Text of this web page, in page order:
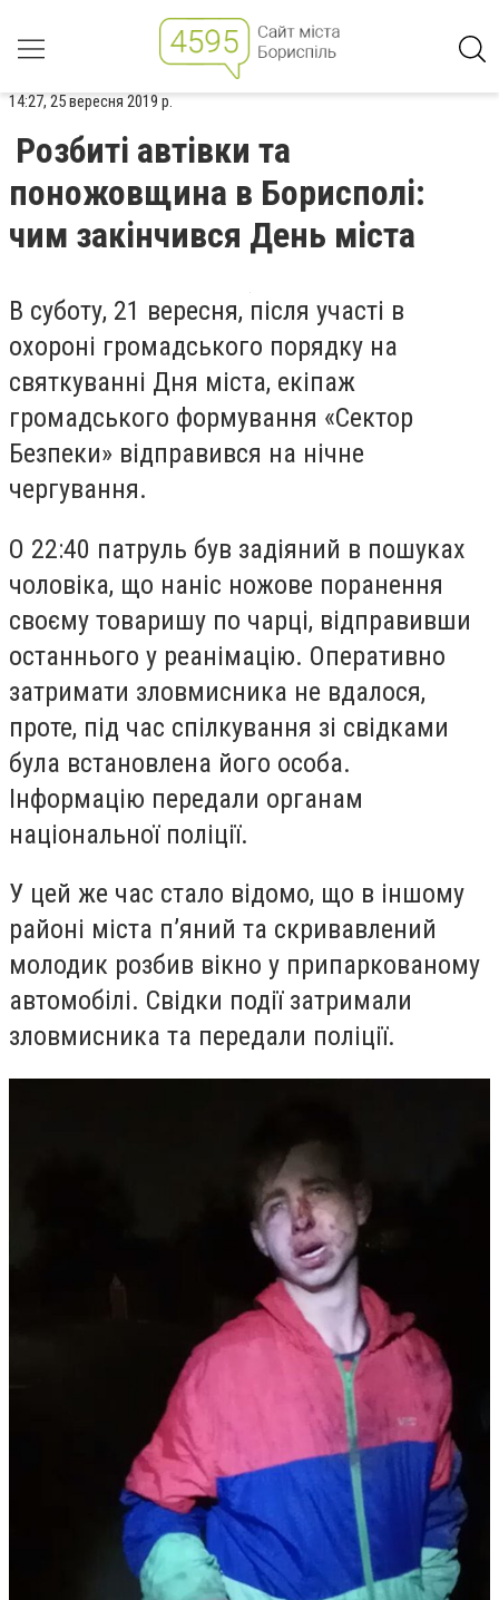
14:27, 25 вересня 2019 р.
Розбиті автівки та
поножовщина в Борисполі:
чим закінчився День міста
В суботу, 21 вересня, після участі в
охороні громадського порядку на
святкуванні Дня міста, екіпаж
громадського формування «Сектор
Безпеки» відправився на нічне
чергування.
О 22:40 патруль був задіяний в пошуках
чоловіка, що наніс ножове поранення
своєму товаришу по чарці, відправивши
останнього у реанімацію. Оперативно
затримати зловмисника не вдалося,
проте, під час спілкування зі свідками
була встановлена його особа.
Інформацію передали органам
національної поліції.
У цей же час стало відомо, що в іншому
районі міста п’яний та скривавлений
молодик розбив вікно у припаркованому
автомобілі. Свідки події затримали
зловмисника та передали поліції.